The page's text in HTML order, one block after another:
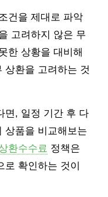
건을 제대로 파악
고려하지 않은 무
한 상황을 대비해
상환을 고려하는 것
면, 일정 기간 후 다
상품을 비교해보는
환수수료 정책은
확인하는 것이